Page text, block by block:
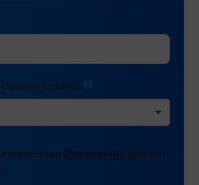
erhalten:
zum Datenschutz gelesen